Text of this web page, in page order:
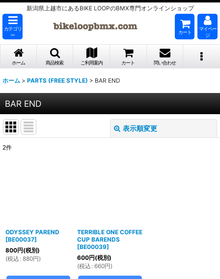
新潟県上越市にあるBIKE LOOPのBMX専門オンラインショップ
カテゴリ
ー
カート
マイペー
ジ
ホーム 商品検索 ご利用案内 カート 問い合わせ
ホーム > PARTS (FREE STYLE) > BAR END
BAR END
表示順変更
2件
ODYSSEY PAREND
[BE00037]
800円(税別)
(税込 : 880円)
TERRIBLE ONE COFFEE
CUP BARENDS
[BE00039]
600円(税別)
(税込 : 660円)